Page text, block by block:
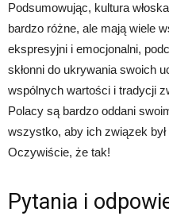
Podsumowując, kultura
bardzo różne, ale mają wiele
ekspresyjni i emocjonalni,
skłonni do ukrywania swoich
wspólnych wartości i tradycji
Polacy są bardzo oddani
wszystko, aby ich związek
Oczywiście, że tak!
Pytania i